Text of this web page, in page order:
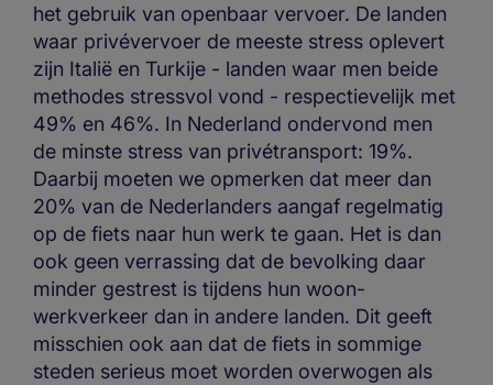
het gebruik van openbaar vervoer. De landen
waar privévervoer de meeste stress oplevert
zijn Italië en Turkije - landen waar men beide
methodes stressvol vond - respectievelijk met
49% en 46%. In Nederland ondervond men
de minste stress van privétransport: 19%.
Daarbij moeten we opmerken dat meer dan
20% van de Nederlanders aangaf regelmatig
op de fiets naar hun werk te gaan. Het is dan
ook geen verrassing dat de bevolking daar
minder gestrest is tijdens hun woon-
werkverkeer dan in andere landen. Dit geeft
misschien ook aan dat de fiets in sommige
steden serieus moet worden overwogen als